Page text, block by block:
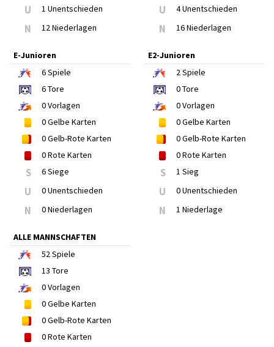
U 1 Unentschieden
N 12 Niederlagen
U 4 Unentschieden
N 16 Niederlagen
E-Junioren
6Spiele
6Tore
0Vorlagen
0Gelbe Karten
0Gelb-Rote Karten
0Rote Karten
S 6 Siege
U 0 Unentschieden
N 0 Niederlagen
E2-Junioren
2Spiele
0Tore
0Vorlagen
0Gelbe Karten
0Gelb-Rote Karten
0Rote Karten
S 1 Sieg
U 0 Unentschieden
N 1 Niederlage
ALLE MANNSCHAFTEN
52Spiele
13 Tore
0Vorlagen
0Gelbe Karten
0Gelb-Rote Karten
0Rote Karten